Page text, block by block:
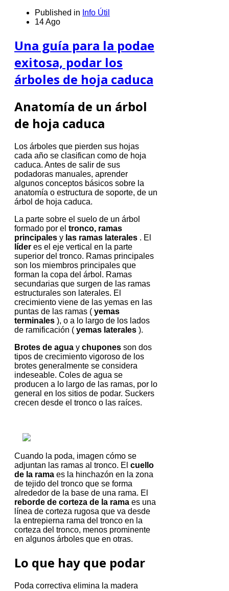
Published in Info Útil
14 Ago
Una guía para la podae
exitosa, podar los
árboles de hoja caduca
Anatomía de un árbol
de hoja caduca
Los árboles que pierden sus hojas
cada año se clasifican como de hoja
caduca. Antes de salir de sus
podadoras manuales, aprender
algunos conceptos básicos sobre la
anatomía o estructura de soporte, de un
árbol de hoja caduca.
La parte sobre el suelo de un árbol
formado por el tronco, ramas
principales y las ramas laterales . El
líder es el eje vertical en la parte
superior del tronco. Ramas principales
son los miembros principales que
forman la copa del árbol. Ramas
secundarias que surgen de las ramas
estructurales son laterales. El
crecimiento viene de las yemas en las
puntas de las ramas ( yemas
terminales ), o a lo largo de los lados
de ramificación ( yemas laterales ).
Brotes de agua y chupones son dos
tipos de crecimiento vigoroso de los
brotes generalmente se considera
indeseable. Coles de agua se
producen a lo largo de las ramas, por lo
general en los sitios de podar. Suckers
crecen desde el tronco o las raíces.
Cuando la poda, imagen cómo se
adjuntan las ramas al tronco. El cuello
de la rama es la hinchazón en la zona
de tejido del tronco que se forma
alrededor de la base de una rama. El
reborde de corteza de la rama es una
línea de corteza rugosa que va desde
la entrepierna rama del tronco en la
corteza del tronco, menos prominente
en algunos árboles que en otras.
Lo que hay que podar
Poda correctiva elimina la madera